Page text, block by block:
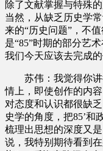
除了文献掌握与特殊
当然，从缺乏历史学
来的“历史问题”，不
是“85”时期的部分艺
我们今天应该去完成
苏伟：我觉得你讲
情上，即使创作的内
对态度和认识都很缺
史学的角度，把85’和
梳理出思想的深度又
说，我特别期待看到